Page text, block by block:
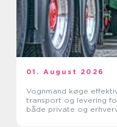
01. August 2026
Vognmand køge effektiv
transport og levering
både private og